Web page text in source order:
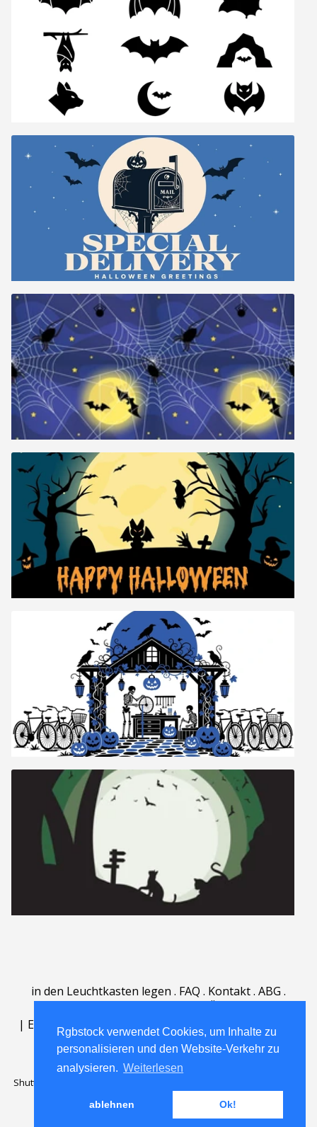
Rgbstock verwendet Cookies, um Inhalte zu
personalisieren und den Website-Verkehr zu
analysieren. Weiterlesen
ablehnen Ok!
in den Leuchtkasten legen . FAQ . Kontakt. ABG .
| English | Deutsch Español | Polski | Português
Nederlands|
Shutterstock official partner of Rgbstock
Rgbstock